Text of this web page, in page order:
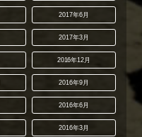
2017年6月
2017年3月
2016年12月
2016年9月
2016年6月
2016年3月